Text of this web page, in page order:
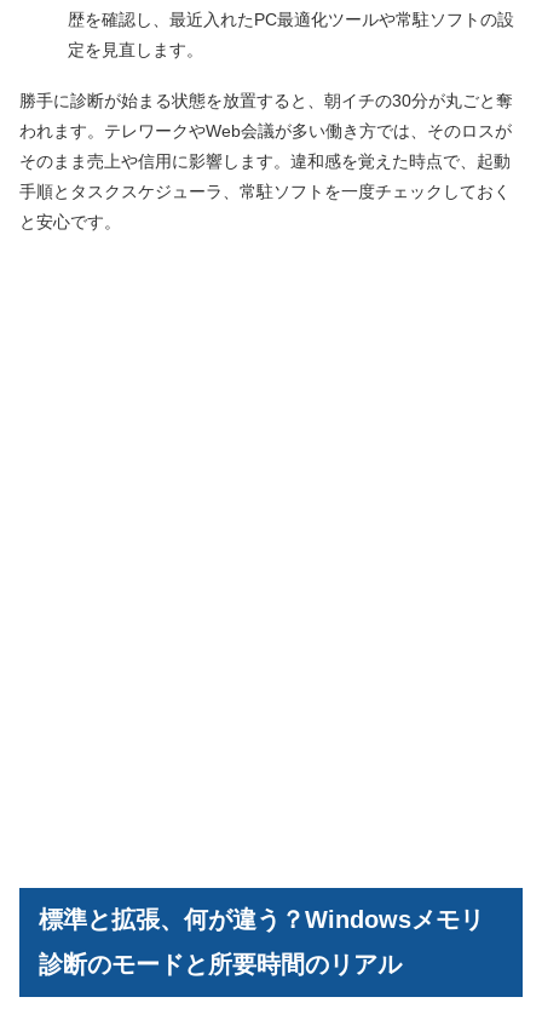
歴を確認し、最近入れたPC最適化ツールや常駐ソフトの設
定を見直します。
勝手に診断が始まる状態を放置すると、朝イチの30分が丸ごと奪
われます。テレワークやWeb会議が多い働き方では、そのロスが
そのまま売上や信用に影響します。違和感を覚えた時点で、起動
手順とタスクスケジューラ、常駐ソフトを一度チェックしておく
と安心です。
標準と拡張、何が違う？Windowsメモリ
診断のモードと所要時間のリアル